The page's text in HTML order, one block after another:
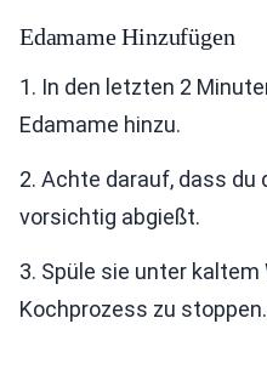
Edamame Hinzufügen
1. In den letzten 2
Edamame hinzu.
2. Achte darauf, dass du
vorsichtig abgießt.
3. Spüle sie unter kaltem
Kochprozess zu stoppen.